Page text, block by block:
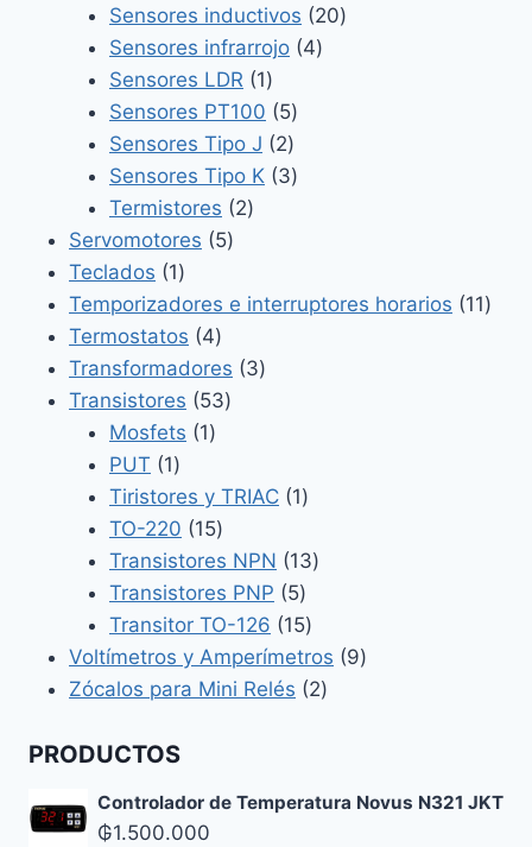
Sensores inductivos 2020
Sensores infrarrojo 44
Sensores LDR 11
producto
Sensores PT100 55
productos
Sensores Tipo J 22
productos
Sensores Tipo K 33
Termistores 22
Servomotores 55
Teclados 11
producto
Temporizadores e interruptores horarios 1111
Termostatos 44
productos
Transformadores 33
Transistores 5353
Mosfets 11
PUT 11
producto
Tiristores y TRIAC 11
TO-220 1515
productos
Transistores NPN 1313
Transistores PNP 55
productos
Transitor TO-126 1515
productos
Voltímetros y Amperímetros 99
Zócalos para Mini Relés 22
PRODUCTOS
Controlador de Temperatura Novus N321 JKT
₲1.500.000